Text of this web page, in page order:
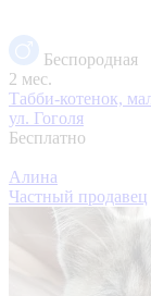
Беспородная
2 мес.
Табби-котенок,
ул. Гоголя
Бесплатно
Алина
Частный продавец